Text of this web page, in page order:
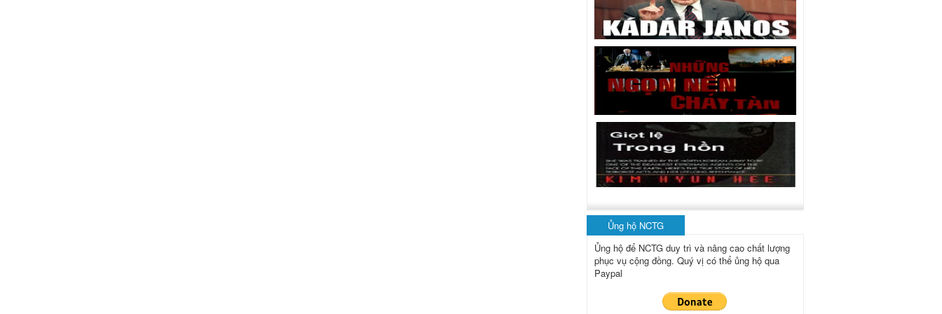
Ủng hộ NCTG
Ủng hộ để NCTG duy trì và nâng cao chất lượng
phục vụ cộng đồng. Quý vị có thể ủng hộ qua
Paypal